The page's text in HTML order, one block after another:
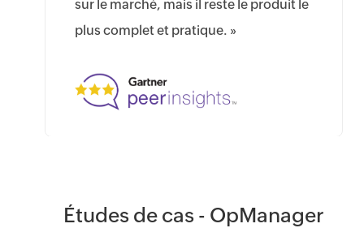
sur le marché, mais il reste le produit le
plus complet et pratique. »
Études de cas - OpManager